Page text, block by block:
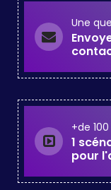
Une
+de
1
pour